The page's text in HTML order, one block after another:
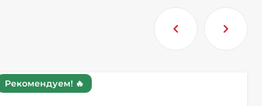
Рекомендуем! 🔥